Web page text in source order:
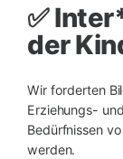
✅
der
Wir forderten
Erziehungs-
Bedürfnissen
werden.